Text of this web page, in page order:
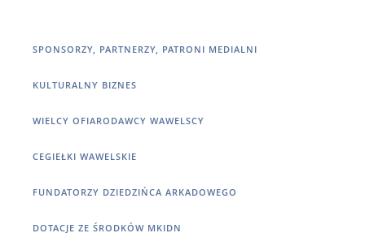
SPONSORZY, PARTNERZY, PATRONI MEDIALNI
KULTURALNY BIZNES
WIELCY OFIARODAWCY WAWELSCY
CEGIEŁKI WAWELSKIE
FUNDATORZY DZIEDZIŃCA ARKADOWEGO
DOTACJE ZE ŚRODKÓW MKIDN